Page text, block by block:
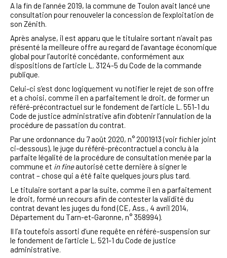
A la fin de l’année 2019, la commune de Toulon avait lancé une
consultation pour renouveler la concession de l’exploitation de
son Zénith.
Après analyse, il est apparu que le titulaire sortant n’avait pas
présenté la meilleure offre au regard de l’avantage économique
global pour l’autorité concédante, conformément aux
dispositions de l’article L. 3124-5 du Code de la commande
publique.
Celui-ci s’est donc logiquement vu notifier le rejet de son offre
et a choisi, comme il en a parfaitement le droit, de former un
référé-précontractuel sur le fondement de l’article L. 551-1 du
Code de justice administrative afin d’obtenir l’annulation de la
procédure de passation du contrat.
Par une ordonnance du 7 août 2020, n° 2001913 (voir fichier joint
ci-dessous), le juge du référé-précontractuel a conclu à la
parfaite légalité de la procédure de consultation menée par la
commune et in fineautorisé cette dernière à signer le
contrat – chose qui a été faite quelques jours plus tard.
Le titulaire sortant a par la suite, comme il en a parfaitement
le droit, formé un recours afin de contester la validité du
contrat devant les juges du fond (CE, Ass., 4 avril 2014,
Département du Tarn-et-Garonne, n° 358994).
Il l’a toutefois assorti d’une requête en référé-suspension sur
le fondement de l’article L. 521-1 du Code de justice
administrative.